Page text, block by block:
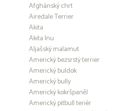
Afghánský chrt
Airedale Terrier
Akita
Akita Inu
Aljašský malamut
Americký bezsrstý terrier
Americký buldok
Americký bully
Americký kokršpaněl
Americký pitbull teriér